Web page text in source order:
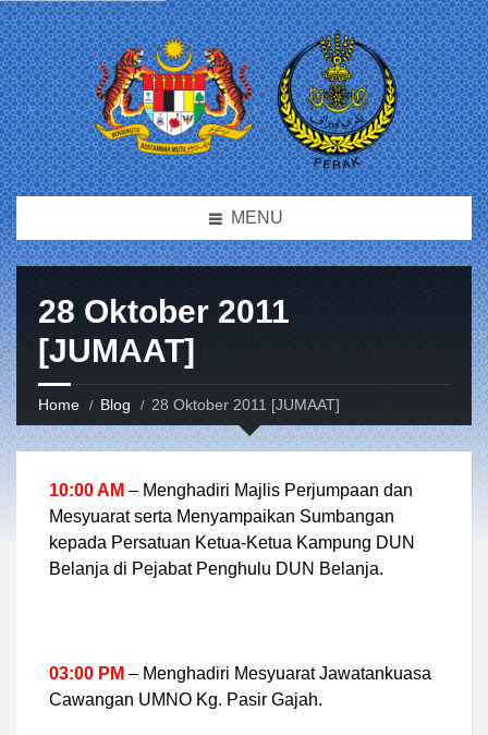
MENU
28 Oktober 2011
[JUMAAT]
Home Blog 28 Oktober 2011 [JUMAAT]
10:00 AM – Menghadiri Majlis Perjumpaan dan
Mesyuarat serta Menyampaikan Sumbangan
kepada Persatuan Ketua-Ketua Kampung DUN
Belanja di Pejabat Penghulu DUN Belanja.
03:00 PM – Menghadiri Mesyuarat Jawatankuasa
Cawangan UMNO Kg. Pasir Gajah.